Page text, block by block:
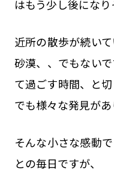
はもう少し後になり
近所の散歩が続い
砂漠、、でもない
て過ごす時間、と
でも様々な発見があ
そんな小さな感動
との毎日ですが、